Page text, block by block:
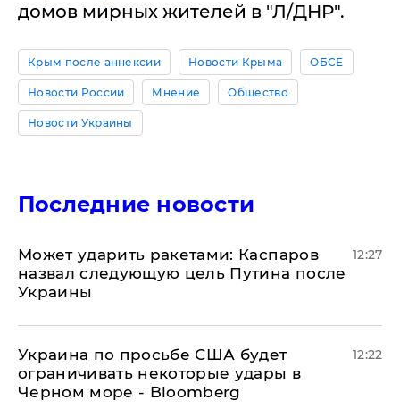
домов мирных жителей в "Л/ДНР".
Крым после аннексии Новости Крыма ОБСЕ
Новости России Мнение Общество
Новости Украины
Последние новости
Может ударить ракетами: Каспаров
назвал следующую цель Путина после
Украины
12:27
Украина по просьбе США будет
ограничивать некоторые удары в
Черном море - Bloomberg
12:22